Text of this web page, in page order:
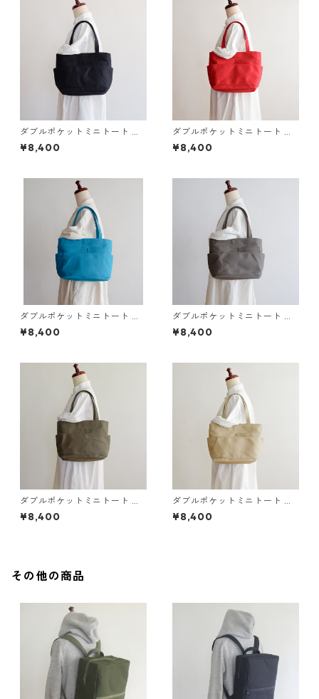
ダブルポケットミニトート 黒
/ 8号帆布
¥8,400
ダブルポケットミニトート 赤
/ 8号帆布
¥8,400
ダブルポケットミニトート タ
ーコイズ / 8号帆布
¥8,400
ダブルポケットミニトート ダ
ークグレー / 8号帆布
¥8,400
ダブルポケットミニトート オ
リーブ / 8号帆布
¥8,400
ダブルポケットミニトート ア
イボリー / 8号帆布
¥8,400
その他の商品